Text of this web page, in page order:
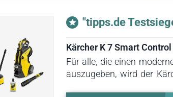
"tipps.de
Kärcher K 7 Smart
Für alle, die einen
auszugeben, wird der